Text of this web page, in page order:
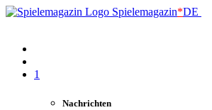
Spielemagazin*DE
1
Nachrichten